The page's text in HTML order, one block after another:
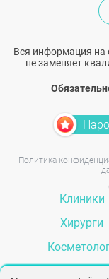
Вся информация на
не заменяет
Политика
Клиники
Хирурги